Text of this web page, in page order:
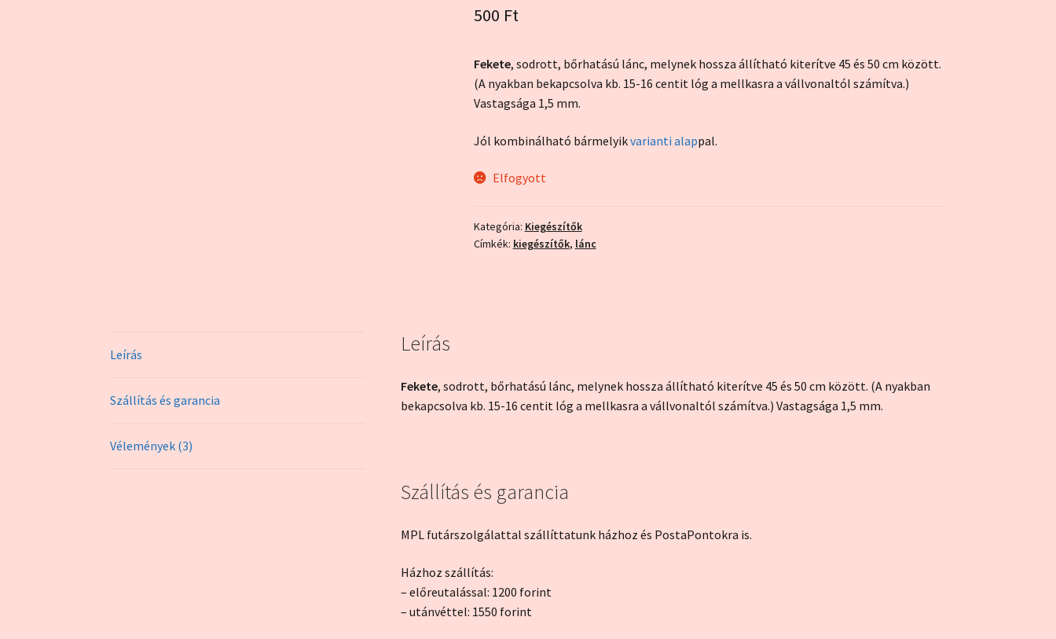
értékelés
500 Ft
Fekete, sodrott, bőrhatású lánc, melynek hossza állítható kiterítve 45 és 50 cm között.
(A nyakban bekapcsolva kb. 15-16 centit lóg a mellkasra a vállvonaltól számítva.)
Vastagsága 1,5 mm.
Jól kombinálható bármelyikvarianti alappal.
Elfogyott
Kategória: Kiegészítők
Címkék: kiegészítők, lánc
Leírás
Szállítás és garancia
Vélemények (3)
Leírás
Fekete, sodrott, bőrhatású lánc, melynek hossza állítható kiterítve 45 és 50 cm között. (A nyakban
bekapcsolva kb. 15-16 centit lóg a mellkasra a vállvonaltól számítva.) Vastagsága 1,5 mm.
Szállítás és garancia
MPL futárszolgálattal szállíttatunk házhoz és PostaPontokra is.
Házhoz szállítás:
– előreutalással: 1200 forint
– utánvéttel: 1550 forint